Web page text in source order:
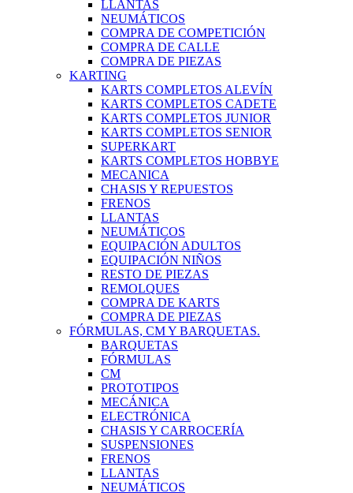
LLANTAS
NEUMÁTICOS
COMPRA DE COMPETICIÓN
COMPRA DE CALLE
COMPRA DE PIEZAS
KARTING
KARTS COMPLETOS ALEVÍN
KARTS COMPLETOS CADETE
KARTS COMPLETOS JUNIOR
KARTS COMPLETOS SENIOR
SUPERKART
KARTS COMPLETOS HOBBYE
MECANICA
CHASIS Y REPUESTOS
FRENOS
LLANTAS
NEUMÁTICOS
EQUIPACIÓN ADULTOS
EQUIPACIÓN NIÑOS
RESTO DE PIEZAS
REMOLQUES
COMPRA DE KARTS
COMPRA DE PIEZAS
FÓRMULAS, CM Y BARQUETAS.
BARQUETAS
FÓRMULAS
CM
PROTOTIPOS
MECÁNICA
ELECTRÓNICA
CHASIS Y CARROCERÍA
SUSPENSIONES
FRENOS
LLANTAS
NEUMÁTICOS